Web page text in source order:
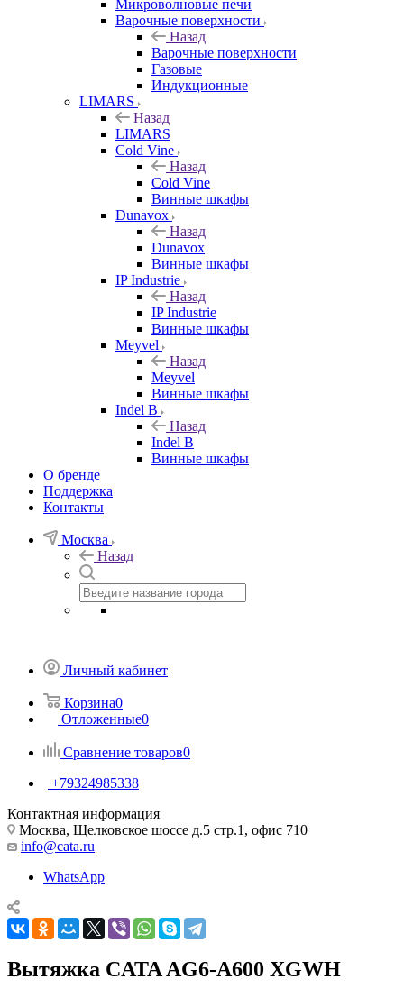
Микроволновые печи
Варочные поверхности
Назад
Варочные поверхности
Газовые
Индукционные
LIMARS
Назад
LIMARS
Cold Vine
Назад
Cold Vine
Винные шкафы
Dunavox
Назад
Dunavox
Винные шкафы
IP Industrie
Назад
IP Industrie
Винные шкафы
Meyvel
Назад
Meyvel
Винные шкафы
Indel B
Назад
Indel B
Винные шкафы
О бренде
Поддержка
Контакты
Москва
Назад
Личный кабинет
Корзина0
Отложенные0
Сравнение товаров0
+79324985338
Контактная информация
Москва, Щелковское шоссе д.5 стр.1, офис 710
info@cata.ru
WhatsApp
Вытяжка CATA AG6-A600 XGWH